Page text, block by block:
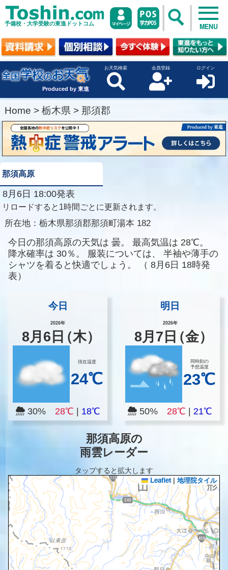
予備校・大学受験の東進ドットコム MENU
Produced by 東進
お天気検索 会員登録 ログイン
Home > 栃木県 > 那須郡
那須高原
8月6日 18:00発表
リロードすると1時間ごとに更新されます。
所在地： 栃木県那須郡那須町湯本 182
今日の那須高原の天気は 曇。 最高気温は 28℃。
降水確率は 30％。 服装については、
半袖や薄手の
シャツを着ると快適でしょう。
（ 8月6日 18時発
表）
今日
2026年
8月 6 日（木）
現在温度
24℃
30% 28℃ 18℃
明日
2026年
8月 7 日（金）
同時刻の
予想温度
23℃
50%28℃ |21℃
那須高原の
雨雲レーダー
タップすると拡大します
Leaflet | 地理院タイル